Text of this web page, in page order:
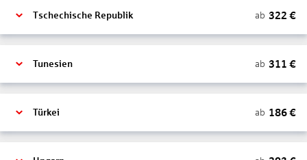
Tschechische Republik ab 322 €
Tunesien ab 311 €
Türkei ab 186€